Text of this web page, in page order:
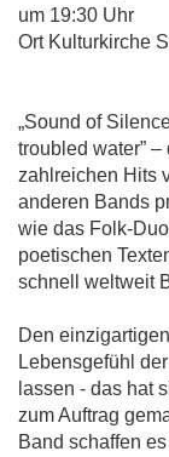
um 19:30 Uhr
Ort Kulturkirche
„Sound of
troubled water”
zahlreichen Hits
anderen Bands
wie das Folk-
poetischen
schnell weltweit
Den
Lebensgefühl
lassen - das hat
zum Auftrag
Band schaffen